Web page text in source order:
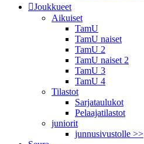
Joukkueet
Aikuiset
TamU
TamU naiset
TamU 2
TamU naiset 2
TamU 3
TamU 4
Tilastot
Sarjataulukot
Pelaajatilastot
juniorit
junnusivustolle >>